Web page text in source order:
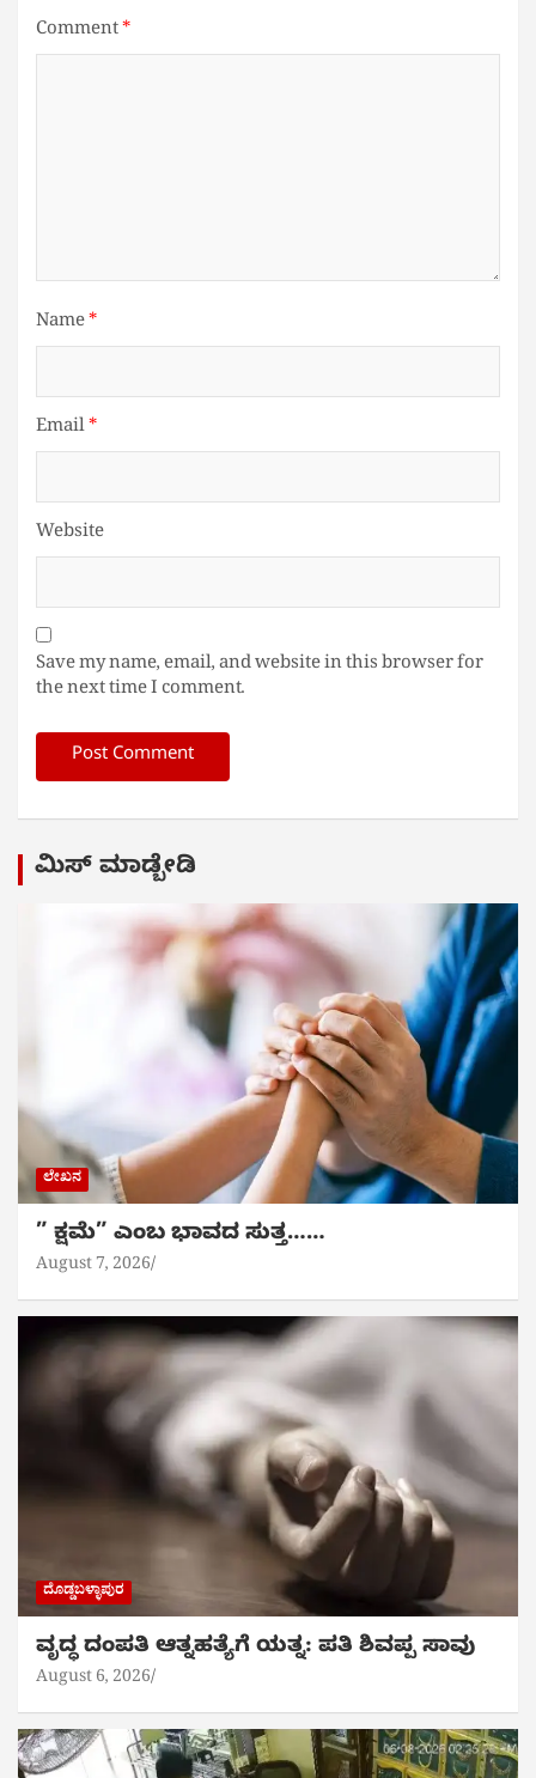
Comment*
Name*
Email*
Website
Save my name, email, and website in this browser for
the next time I comment.
ಮಿಸ್ ಮಾಡ್ಬೇಡಿ
ಲೇಖನ
” ಕ್ಷಮೆ” ಎಂಬ ಭಾವದ ಸುತ್ತ……
August 7, 2026
ದೊಡ್ಡಬಳ್ಳಾಪುರ
ವೃದ್ಧ ದಂಪತಿ ಆತ್ನಹತ್ಯೆಗೆ ಯತ್ನ: ಪತಿ ಶಿವಪ್ಪ ಸಾವು
August 6, 2026